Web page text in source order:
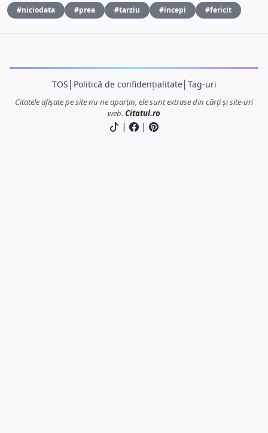
#niciodata #prea #tarziu #incepi #fericit
TOS Politică de confidențialitate│ Tag-uri
Citatele afișate pe site nu ne aparțin, ele sunt extrase din cărți și site-uri
web. Citatul.ro
| |